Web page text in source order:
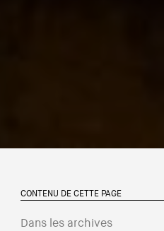
CONTENU DE CETTE PAGE
Dans les archives